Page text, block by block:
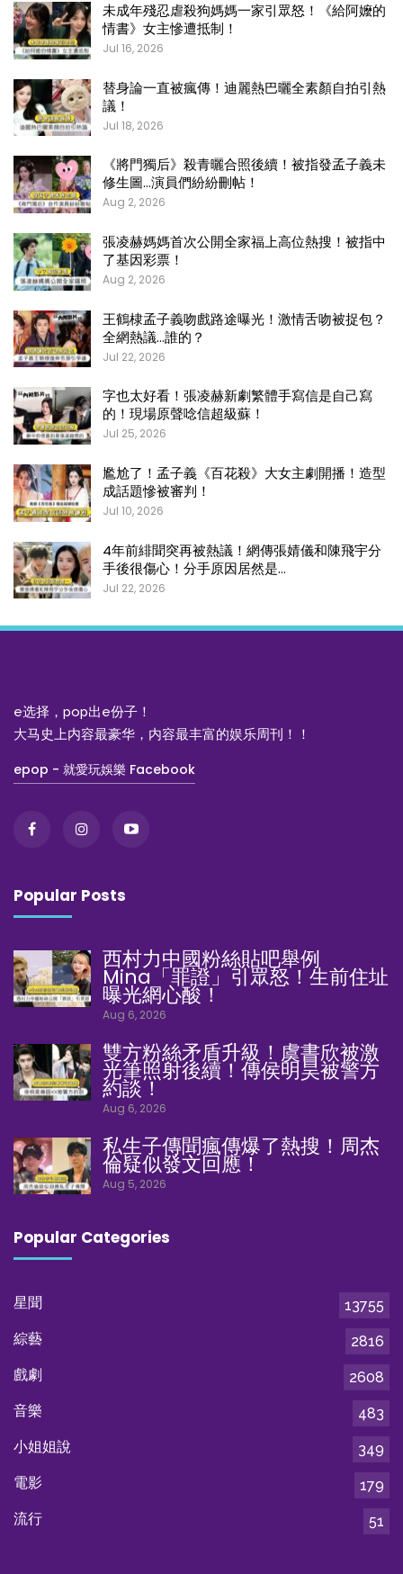
未成年殘忍虐殺狗媽媽一家引眾怒！《給阿嬤的
情書》女主慘遭抵制！
Jul 16, 2026
替身論一直被瘋傳！迪麗熱巴曬全素顏自拍引熱
議！
Jul 18, 2026
《將門獨后》殺青曬合照後續！被指發孟子義未
修生圖…演員們紛紛刪帖！
Aug 2, 2026
張凌赫媽媽首次公開全家福上高位熱搜！被指中
了基因彩票！
Aug 2, 2026
王鶴棣孟子義吻戲路途曝光！激情舌吻被捉包？
全網熱議…誰的？
Jul 22, 2026
字也太好看！張凌赫新劇繁體手寫信是自己寫
的！現場原聲唸信超級蘇！
Jul 25, 2026
尷尬了！孟子義《百花殺》大女主劇開播！造型
成話題慘被審判！
Jul 10, 2026
4年前緋聞突再被熱議！網傳張婧儀和陳飛宇分
手後很傷心！分手原因居然是…
Jul 22, 2026
e选择，pop出e份子！
大马史上内容最豪华，内容最丰富的娱乐周刊！！
epop - 就愛玩娛樂 Facebook
Popular Posts
西村力中國粉絲貼吧舉例
Mina「罪證」引眾怒！生前住址
曝光網心酸！
Aug 6, 2026
雙方粉絲矛盾升級！虞書欣被激
光筆照射後續！傳侯明昊被警方
約談！
Aug 6, 2026
私生子傳聞瘋傳爆了熱搜！周杰
倫疑似發文回應！
Aug 5, 2026
Popular Categories
星聞
13755
綜藝
2816
戲劇
2608
音樂
483
小姐姐說
349
電影
179
流行
51